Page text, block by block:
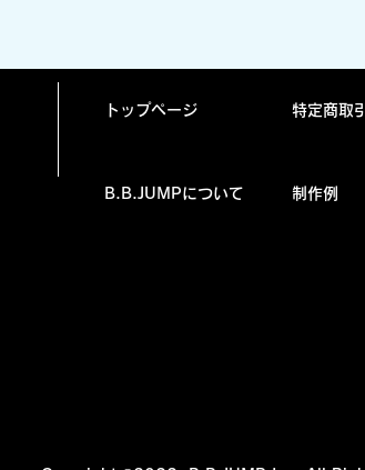
トップページ 特定商取引
B.B.JUMPについて 制作例